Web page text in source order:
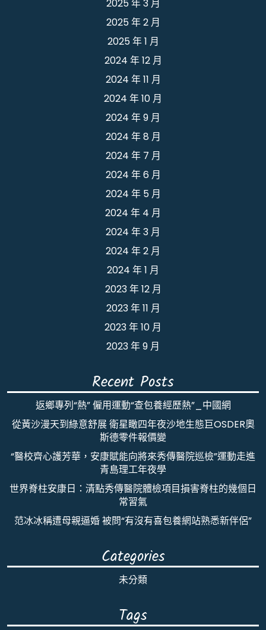
2025 年 3 月
2025 年 2 月
2025 年 1 月
2024 年 12 月
2024 年 11 月
2024 年 10 月
2024 年 9 月
2024 年 8 月
2024 年 7 月
2024 年 6 月
2024 年 5 月
2024 年 4 月
2024 年 3 月
2024 年 2 月
2024 年 1 月
2023 年 12 月
2023 年 11 月
2023 年 10 月
2023 年 9 月
Recent Posts
返鄉專列“熱” 僱用運動“查包養經歷熱”_中國網
從黃沙漫天到綠意舒展 衛星瞰四年夜沙地生態巨OSDER奧
斯德零件報價變
“醫校齊心護芳華，安康賦能向將來秀傳醫院巡檢”運動走進
青島理工年夜學
世界脊柱安康日：清點秀傳醫院體檢項目損害脊柱的幾個日
常習氣
范冰冰稱遭母親逼婚 被問“有沒有喜包養網站熟悉新伴侶”
Categories
未分類
Tags